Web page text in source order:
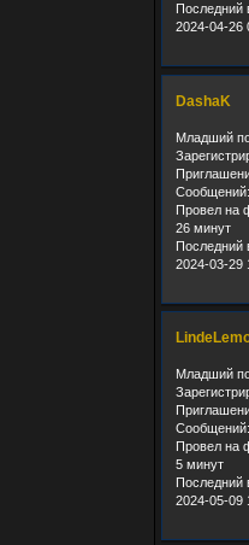
Последний
2024-04-26
DashaK
Младший
Сообщений:
Провел на
26 минут
Последний
2024-03-29
Младший
Сообщений:
Провел на
5 минут
Последний
2024-05-09